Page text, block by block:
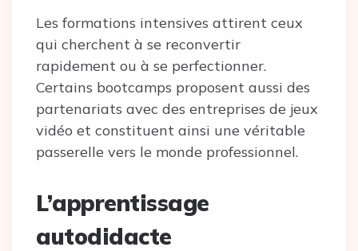
Les formations intensives attirent ceux
qui cherchent à se reconvertir
rapidement ou à se perfectionner.
Certains bootcamps proposent aussi des
partenariats avec des entreprises de jeux
vidéo et constituent ainsi une véritable
passerelle vers le monde professionnel.
L’apprentissage
autodidacte